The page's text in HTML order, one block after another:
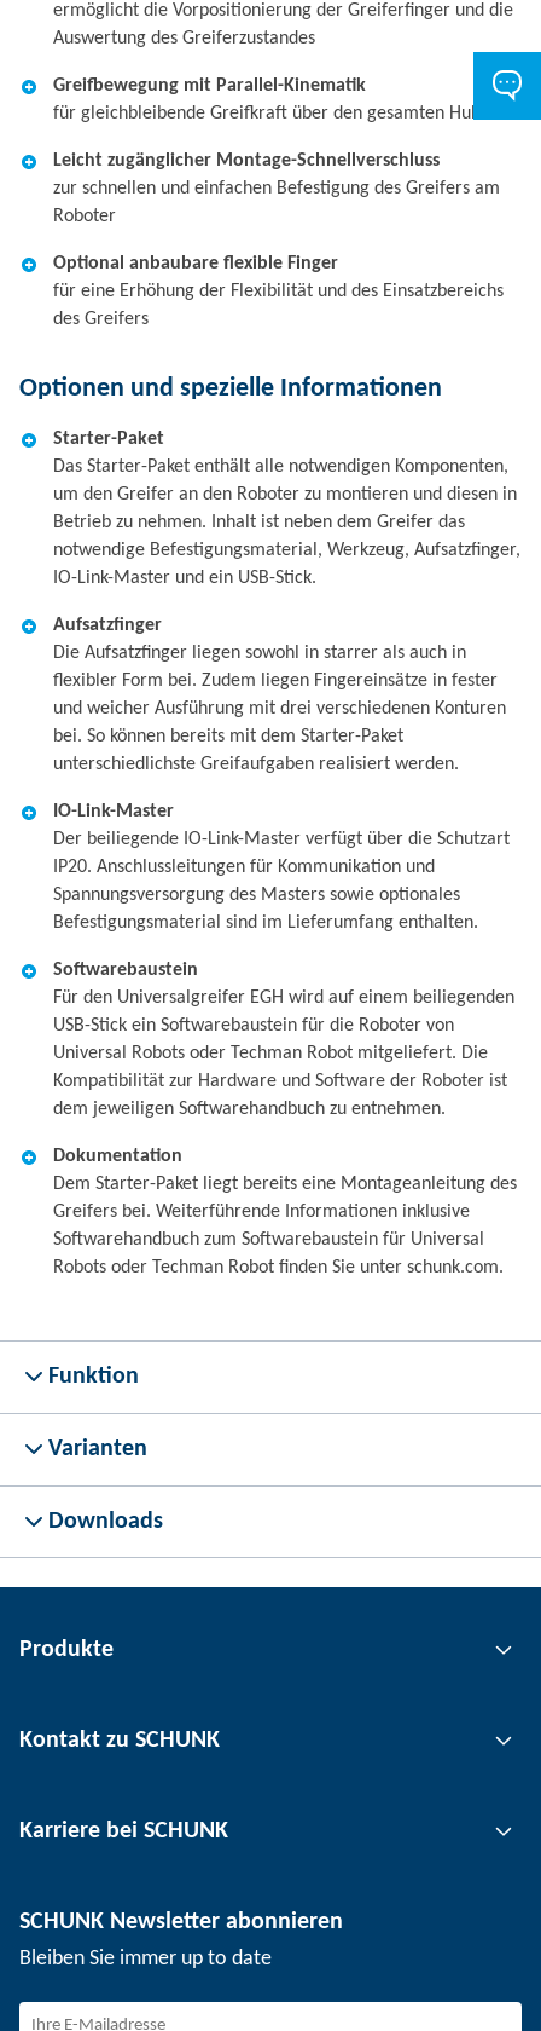
ermöglicht die Vorpositionierung der Greiferfinger und die
Auswertung des Greiferzustandes
Greifbewegung mit Parallel-Kinematik
für gleichbleibende Greifkraft über den gesamten Hub
Leicht zugänglicher Montage-Schnellverschluss
zur schnellen und einfachen Befestigung des Greifers am
Roboter
Optional anbaubare flexible Finger
für eine Erhöhung der Flexibilität und des Einsatzbereichs
des Greifers
Optionen und spezielle Informationen
Starter-Paket
Das Starter-Paket enthält alle notwendigen Komponenten,
um den Greifer an den Roboter zu montieren und diesen in
Betrieb zu nehmen. Inhalt ist neben dem Greifer das
notwendige Befestigungsmaterial, Werkzeug, Aufsatzfinger,
IO-Link-Master und ein USB-Stick.
Aufsatzfinger
Die Aufsatzfinger liegen sowohl in starrer als auch in
flexibler Form bei. Zudem liegen Fingereinsätze in fester
und weicher Ausführung mit drei verschiedenen Konturen
bei. So können bereits mit dem Starter-Paket
unterschiedlichste Greifaufgaben realisiert werden.
IO-Link-Master
Der beiliegende IO-Link-Master verfügt über die Schutzart
IP20. Anschlussleitungen für Kommunikation und
Spannungsversorgung des Masters sowie optionales
Befestigungsmaterial sind im Lieferumfang enthalten.
Softwarebaustein
Für den Universalgreifer EGH wird auf einem beiliegenden
USB-Stick ein Softwarebaustein für die Roboter von
Universal Robots oder Techman Robot mitgeliefert. Die
Kompatibilität zur Hardware und Software der Roboter ist
dem jeweiligen Softwarehandbuch zu entnehmen.
Dokumentation
Dem Starter-Paket liegt bereits eine Montageanleitung des
Greifers bei. Weiterführende Informationen inklusive
Softwarehandbuch zum Softwarebaustein für Universal
Robots oder Techman Robot finden Sie unter schunk.com.
Funktion
Varianten
Downloads
Produkte
Automatisierungstechnik
Werkstückspanntechnik
Kontakt zu SCHUNK
Standorte
Veranstaltungen
SCHUNK - Hinweisgebersystem
Karriere bei SCHUNK
Arbeiten bei SCHUNK
Berufseinsteiger
SCHUNK Newsletter abonnieren
Bleiben Sie immer up to date